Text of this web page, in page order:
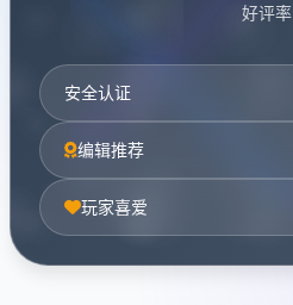
好评率
安全认证
编辑推荐
玩家喜爱